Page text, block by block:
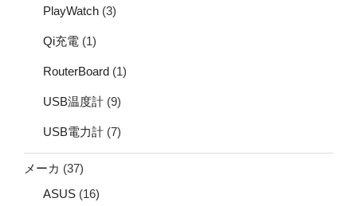
PlayWatch (3)
Qi充電 (1)
RouterBoard (1)
USB温度計 (9)
USB電力計 (7)
メーカ (37)
ASUS (16)